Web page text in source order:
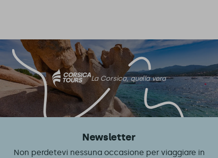
La Corsica, quella vera
Newsletter
Non perdetevi nessuna occasione per viaggiare in